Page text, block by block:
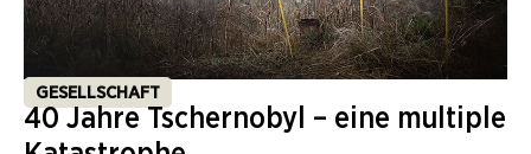
GESELLSCHAFT
40 Jahre Tschernobyl – eine multiple